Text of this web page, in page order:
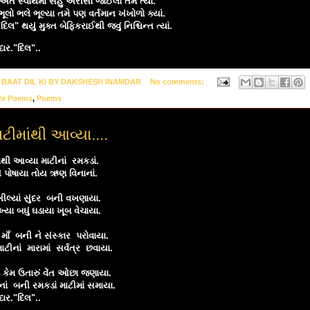
ભલે ભૂલ્યા તમે પણ વર્તમાન ખંખોળો ક્યાં.
થયું મુક્ત બેફિકરાઈથી જવું નિશ્ચિન્ત ત્યાં.
BAAT DIL KI BY DAKSHESH INAMDAR No comments:
Poems, Poems
આવ્યા....
આવ્યા માટીનાં રમકડાં.
તોય ઋણ વિનાનાં.
સુંદર બની વખણાયા.
બઘું ઘડાયા ખૂબ વેચાયા.
માઁ બની ને સંસ્કાર પરોવાયા.
મારામાં સર્વત્ર છવાયા.
કેમ ઉતારું વેંત ઓછા જણાયા.
બની રમકડાં માટીમાં સમાયા.